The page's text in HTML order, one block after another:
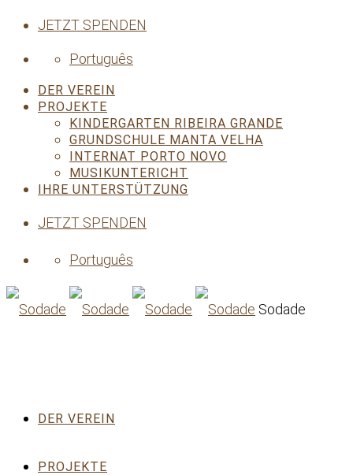
JETZT SPENDEN
Português
DER VEREIN
PROJEKTE
KINDERGARTEN RIBEIRA GRANDE
GRUNDSCHULE MANTA VELHA
INTERNAT PORTO NOVO
MUSIKUNTERICHT
IHRE UNTERSTÜTZUNG
JETZT SPENDEN
Português
Sodade
DER VEREIN
PROJEKTE